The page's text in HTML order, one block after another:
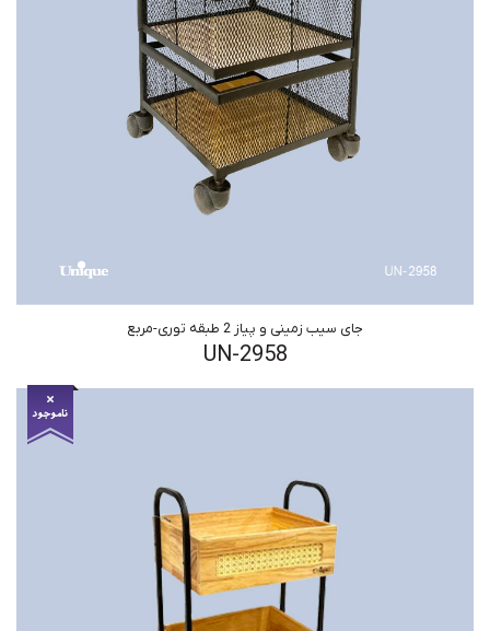
جای سیب زمینی و پیاز 2 طبقه توری-مربع
UN-2958